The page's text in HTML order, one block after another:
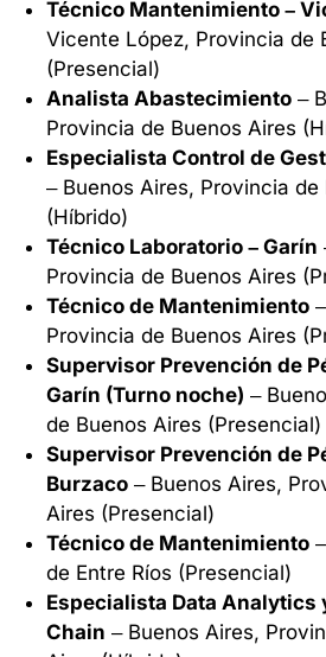
Técnico Mantenimiento –
Vicente López, Provincia de
(Presencial)
Analista Abastecimiento –
Provincia de Buenos Aires
Especialista Control de
– Buenos Aires, Provincia de
(Híbrido)
Técnico Laboratorio – Garín
Provincia de Buenos Aires
Técnico de Mantenimiento
Provincia de Buenos Aires
Supervisor Prevención de
Garín (Turno noche) –
de Buenos Aires (Presencial)
Supervisor Prevención de
Burzaco – Buenos Aires,
Aires (Presencial)
Técnico de Mantenimiento
de Entre Ríos (Presencial)
Especialista Data Analytics
Chain – Buenos Aires,